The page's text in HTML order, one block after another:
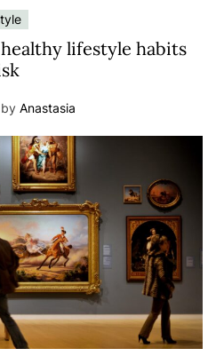
lifestyle habits
by Anastasia